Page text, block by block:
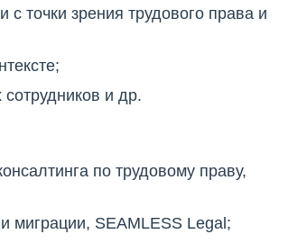
точки зрения трудового права и
и др.
по трудовому праву,
миграции, SEAMLESS Legal;